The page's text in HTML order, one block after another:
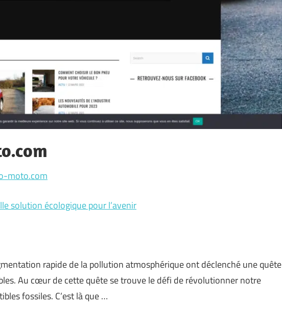
moto.com
solution écologique pour l’avenir
rapide de la pollution atmosphérique ont déclenché une quête
Au cœur de cette quête se trouve le défi de révolutionner notre
fossiles. C’est là que …